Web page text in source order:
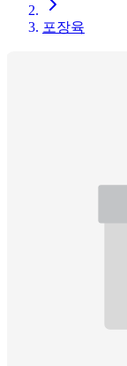
포장육